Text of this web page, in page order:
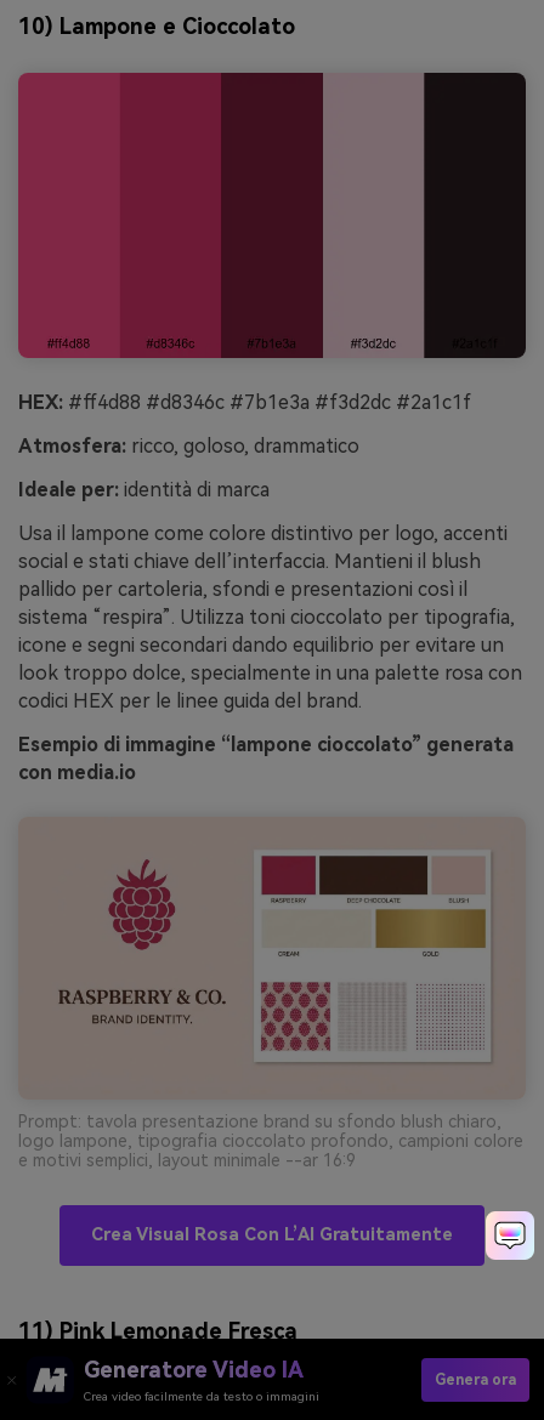
10) Lampone e Cioccolato
HEX: #ff4d88 #d8346c #7b1e3a #f3d2dc #2a1c1f
Atmosfera: ricco, goloso, drammatico
Ideale per: identità di marca
Usa il lampone come colore distintivo per logo, accenti
social e stati chiave dell’interfaccia. Mantieni il blush
pallido per cartoleria, sfondi e presentazioni così il
sistema “respira”. Utilizza toni cioccolato per tipografia,
icone e segni secondari dando equilibrio per evitare un
look troppo dolce, specialmente in una palette rosa con
codici HEX per le linee guida del brand.
Esempio di immagine “lampone cioccolato” generata
con media.io
Prompt: tavola presentazione brand su sfondo blush chiaro,
logo lampone, tipografia cioccolato profondo, campioni colore
e motivi semplici, layout minimale --ar 16:9
Crea Visual Rosa Con L’AI Gratuitamente
11) Pink Lemonade Fresca
Generatore Video IA
Crea video facilmente da testo o immagini
Genera ora